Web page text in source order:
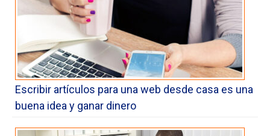
Escribir artículos para una web desde casa es una
buena idea y ganar dinero